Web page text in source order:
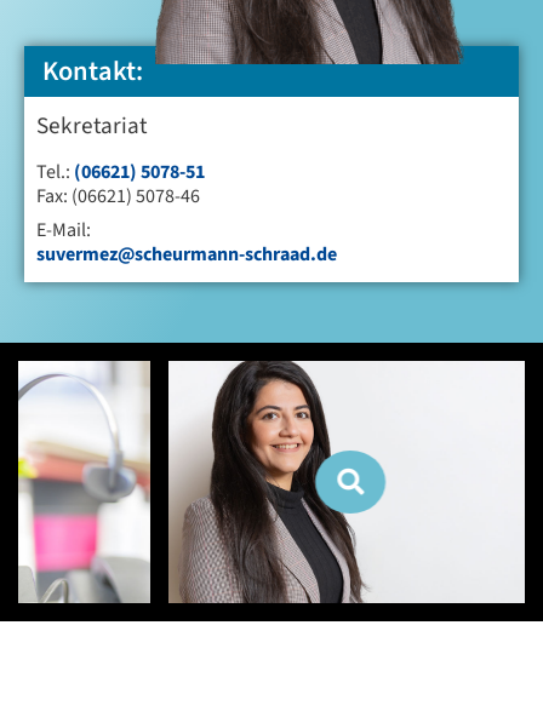
Kontakt:
Sekretariat
Tel.: (06621) 5078-51
Fax: (06621) 5078-46
E-Mail:
suvermez@scheurmann-schraad.de